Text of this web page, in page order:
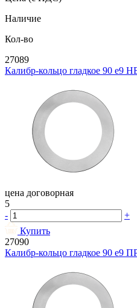
Наличие
Кол-во
27089
Калибр-кольцо гладкое 90 e9
цена договорная
5
-
+
Купить
27090
Калибр-кольцо гладкое 90 e9